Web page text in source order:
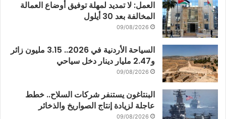
العمل: لا تمديد لمهلة توفيق أوضاع العمالة
المخالفة بعد 30 أيلول
09/08/2026
السياحة الأردنية في 2026.. 3.15 مليون زائر
و2.47 مليار دينار دخل سياحي
09/08/2026
البنتاغون يستنفر شركات السلاح.. خطط
عاجلة لزيادة إنتاج الصواريخ والذخائر
09/08/2026